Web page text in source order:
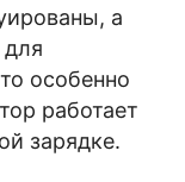
а
особенно
работает
зарядке.